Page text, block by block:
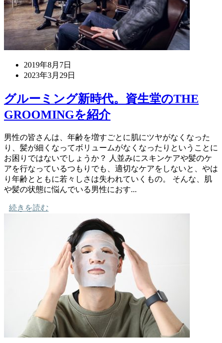
2019年8月7日
2023年3月29日
グルーミング新時代。資生堂のTHE
GROOMINGを紹介
男性の皆さんは、年齢を増すごとに肌にツヤがなくなった
り、髪が細くなってボリュームがなくなったりということに
お困りではないでしょうか？ 人並みにスキンケアや髪のケ
アを行なっているつもりでも、適切なケアをしないと、やは
り年齢とともに若々しさは失われていくもの。 そんな、肌
や髪の状態に悩んでいる男性におす...
続きを読む